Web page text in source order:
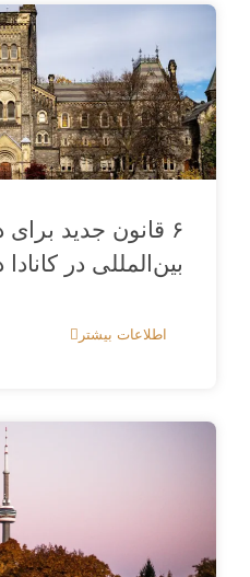
۶ قانون جدید
بین‌المللی در کانادا
اطلاعات بیشتر